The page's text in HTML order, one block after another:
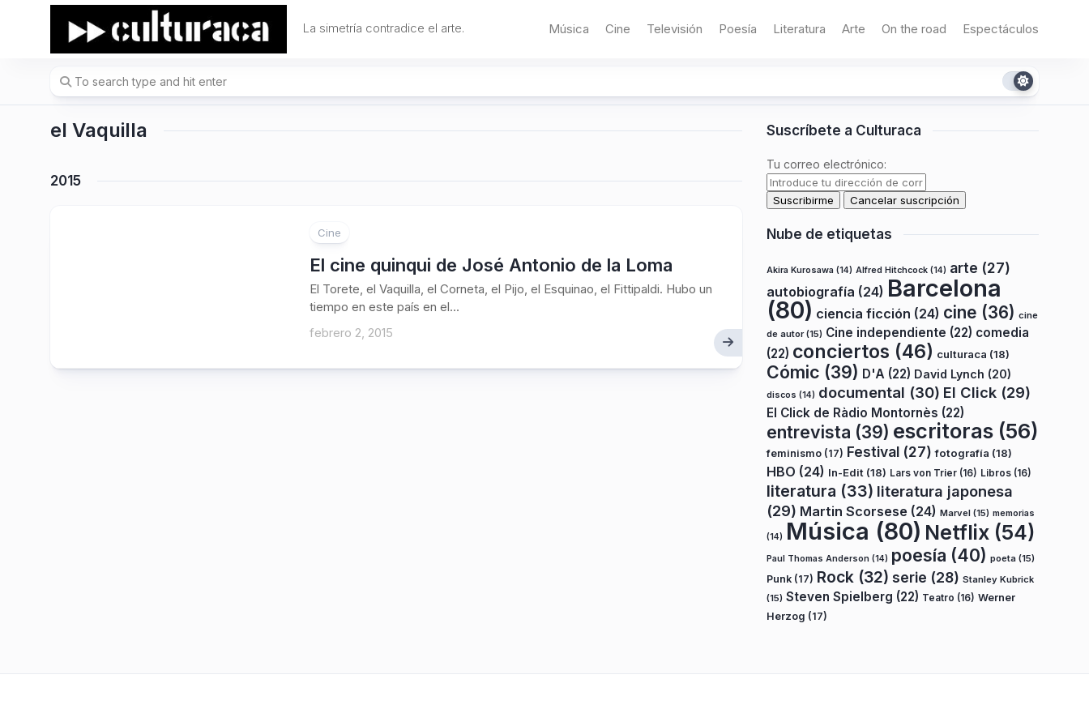
La simetría contradice el arte. Música Cine Televisión Poesía Literatura Arte On the road Espectáculos
el Vaquilla
2015
Cine
El cine quinqui de José Antonio de la Loma
El Torete, el Vaquilla, el Corneta, el Pijo, el Esquinao, el Fittipaldi. Hubo un
tiempo en este país en el...
febrero 2, 2015
Suscríbete a Culturaca
Tu correo electrónico:
Nube de etiquetas
Akira Kurosawa (14) Alfred Hitchcock (14) arte (27)
autobiografía (24) Barcelona
(80) ciencia ficción (24) cine (36) cine
de autor(15) Cine independiente (22) comedia
(22) conciertos (46) culturaca (18)
Cómic (39) D'A (22) David Lynch (20)
discos (14) documental (30) El Click (29)
El Click de Ràdio Montornès (22)
entrevista (39) escritoras (56)
feminismo (17) Festival (27) fotografía (18)
HBO (24) In-Edit (18) Lars von Trier (16) Libros (16)
literatura (33) literatura japonesa
(29) Martin Scorsese (24) Marvel (15) memorias
(14) Música (80) Netflix (54)
Paul Thomas Anderson (14) poesía (40) poeta (15)
Punk (17) Rock (32) serie (28) Stanley Kubrick
(15) Steven Spielberg (22) Teatro (16) Werner
Herzog (17)